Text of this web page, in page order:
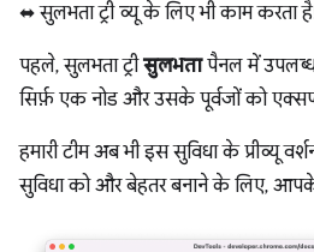
⬌ सुलभता ट्री व्यू के लिए भी काम करता
पहले, सुलभता ट्रीसुलभतापैनल में उपलब्ध
सिर्फ़ एक नोड और उसके पूर्वजों को
हमारी टीम अब भी इस सुविधा के प्रीव्यू
सुविधा को और बेहतर बनाने के लिए,